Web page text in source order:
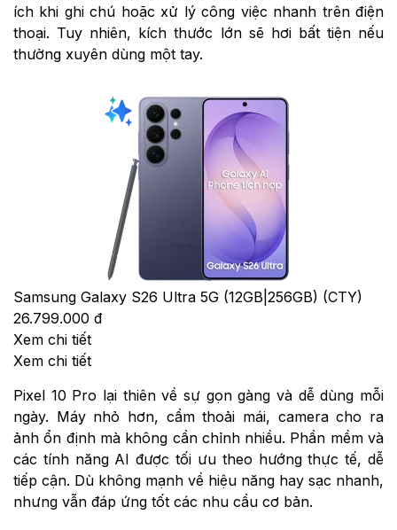
ích khi ghi chú hoặc xử lý công việc nhanh trên điện
thoại. Tuy nhiên, kích thước lớn sẽ hơi bất tiện nếu
thường xuyên dùng một tay.
Samsung Galaxy S26 Ultra 5G (12GB|256GB) (CTY)
26.799.000 đ
Xem chi tiết
Xem chi tiết
Pixel 10 Pro lại thiên về sự gọn gàng và dễ dùng mỗi
ngày. Máy nhỏ hơn, cầm thoải mái, camera cho ra
ảnh ổn định mà không cần chỉnh nhiều. Phần mềm và
các tính năng AI được tối ưu theo hướng thực tế, dễ
tiếp cận. Dù không mạnh về hiệu năng hay sạc nhanh,
nhưng vẫn đáp ứng tốt các nhu cầu cơ bản.